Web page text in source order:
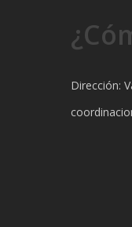
Dirección: